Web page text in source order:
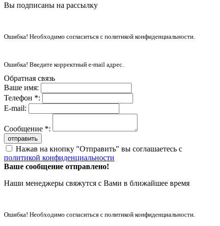
Вы подписаны на рассылку
Ошибка! Необходимо согласиться с политикой конфиденциальности.
Ошибка! Введите корректный e-mail адрес.
Обратная связь
Ваше имя:
Телефон *:
E-mail:
Сообщение *:
отправить
Нажав на кнопку "Отправить" вы соглашаетесь с
политикой конфиденциальности
Ваше сообщение отправлено!
Наши менеджеры свяжутся с Вами в ближайшее время
Ошибка! Необходимо согласиться с политикой конфиденциальности.